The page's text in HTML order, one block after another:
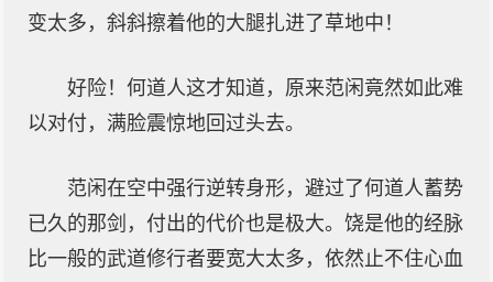
变太多，斜斜擦着他的大腿扎进了草地中！
好险！何道人这才知道，原来范闲竟然如此难
以对付，满脸震惊地回过头去。
范闲在空中强行逆转身形，避过了何道人蓄势
已久的那剑，付出的代价也是极大。饶是他的经脉
比一般的武道修行者要宽大太多，依然止不住心血